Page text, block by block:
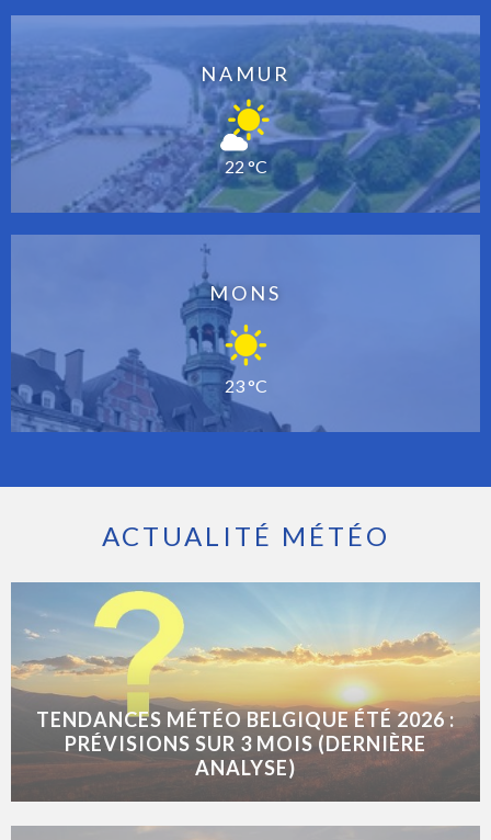
NAMUR
22 °C
MONS
23 °C
ACTUALITÉ MÉTÉO
TENDANCES MÉTÉO BELGIQUE ÉTÉ 2026 :
PRÉVISIONS SUR 3 MOIS (DERNIÈRE
ANALYSE)